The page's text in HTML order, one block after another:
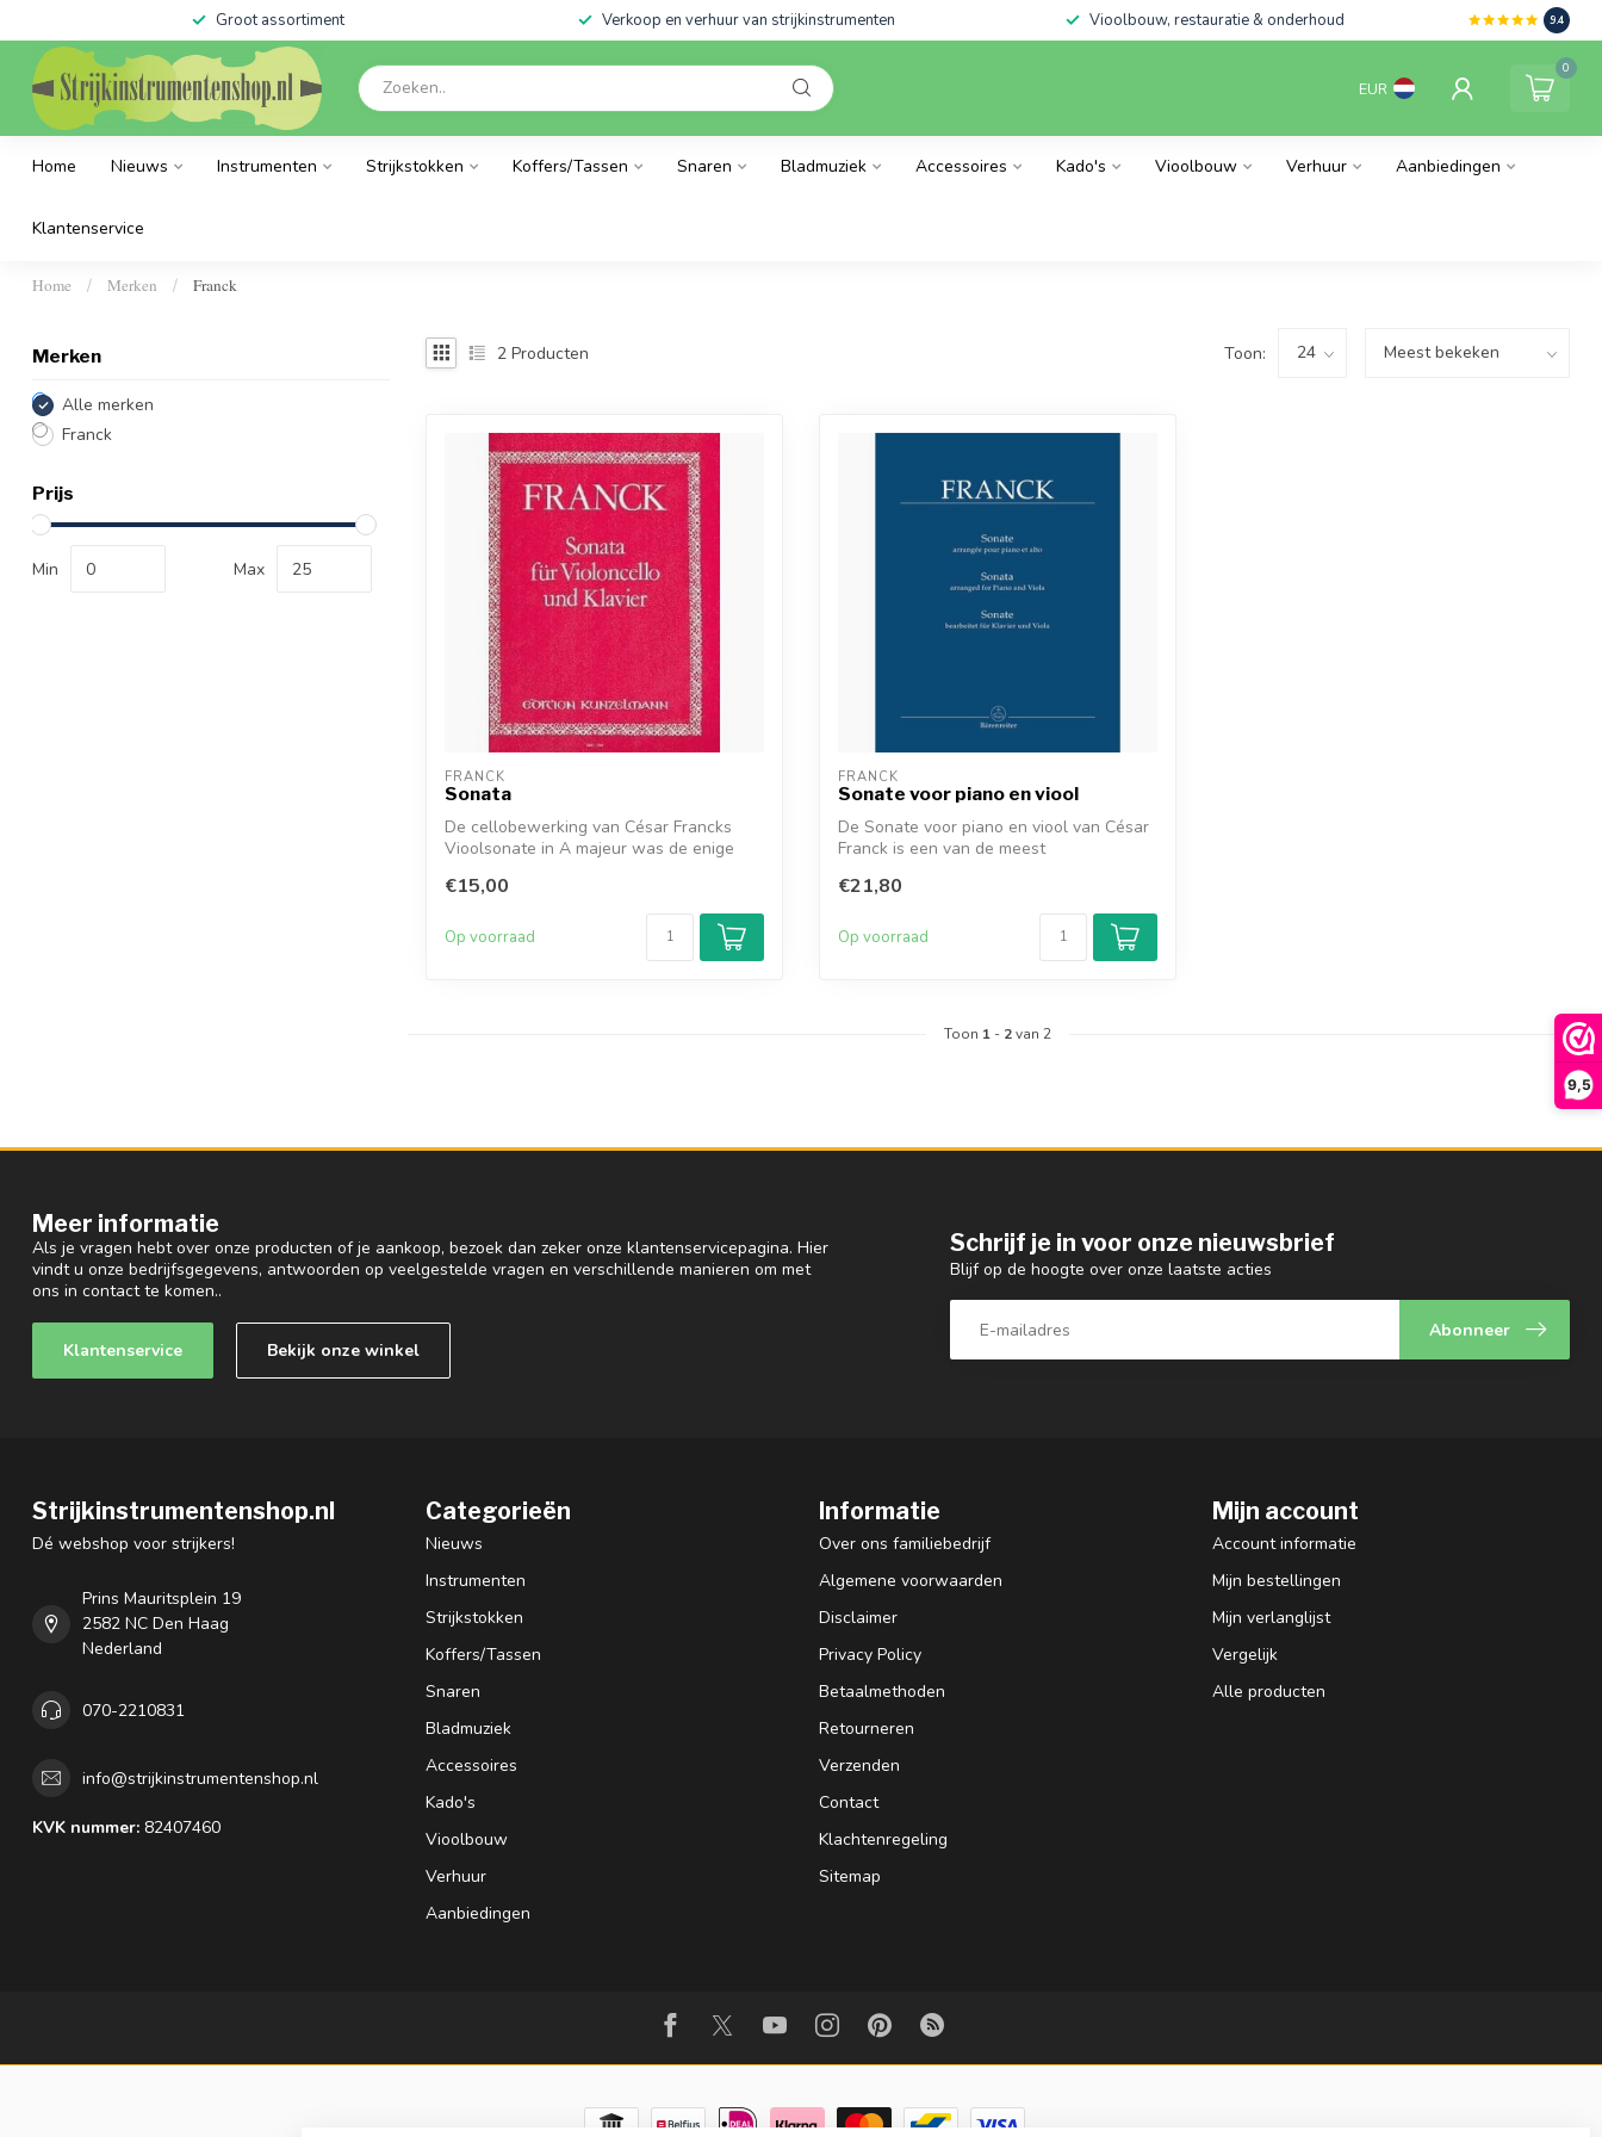
9,5
Groot assortiment Verkoop en verhuur van strijkinstrumenten Vioolbouw, restauratie & onderhoud 9.4
EUR
0
Home Nieuws Instrumenten Strijkstokken Koffers/Tassen Snaren Bladmuziek Accessoires Kado's Vioolbouw Verhuur Aanbiedingen
Klantenservice
Home / Merken / Franck
Merken
Alle merken
Franck
Prijs
Min Max
2 Producten Toon:
FRANCK
Sonata
De cellobewerking van César Francks
Vioolsonate in A majeur was de enige
€15,00
Op voorraad
FRANCK
Sonate voor piano en viool
De Sonate voor piano en viool van César
Franck is een van de meest
€21,80
Op voorraad
Toon 1 - 2van 2
Meer informatie
Als je vragen hebt over onze producten of je aankoop, bezoek dan zeker onze klantenservicepagina. Hier
vindt u onze bedrijfsgegevens, antwoorden op veelgestelde vragen en verschillende manieren om met
ons in contact te komen..
Klantenservice Bekijk onze winkel
Schrijf je in voor onze nieuwsbrief
Blijf op de hoogte over onze laatste acties
Abonneer
Strijkinstrumentenshop.nl
Dé webshop voor strijkers!
Prins Mauritsplein 19
2582 NC Den Haag
Nederland
070-2210831
info@strijkinstrumentenshop.nl
KVK nummer: 82407460
Categorieën
Nieuws
Instrumenten
Strijkstokken
Koffers/Tassen
Snaren
Bladmuziek
Accessoires
Kado's
Vioolbouw
Verhuur
Aanbiedingen
Informatie
Over ons familiebedrijf
Algemene voorwaarden
Disclaimer
Privacy Policy
Betaalmethoden
Retourneren
Verzenden
Contact
Klachtenregeling
Sitemap
Mijn account
Account informatie
Mijn bestellingen
Mijn verlanglijst
Vergelijk
Alle producten